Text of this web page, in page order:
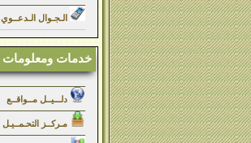
الـجـوال الـدعــوي
خدمات ومعلومات
دلـــيــل مــواقــع
مـركــز التحـمــيـل